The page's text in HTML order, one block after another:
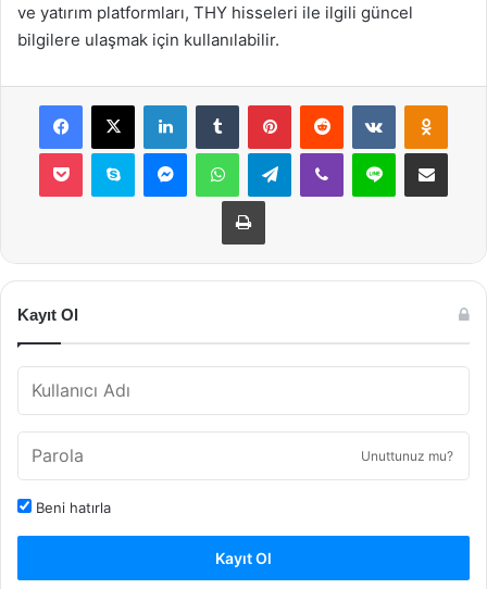
ve yatırım platformları, THY hisseleri ile ilgili güncel
bilgilere ulaşmak için kullanılabilir.
Facebook
X LinkedInTumblr PinterestReddit VKontakte
Pocket Skype MessengerWhatsAppTelegramViber Line E-Posta ile
Yazdır
Kayıt Ol
Unuttunuz mu?
Beni hatırla
Kayıt Ol